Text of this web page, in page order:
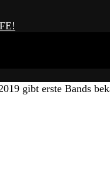
gibt erste Bands